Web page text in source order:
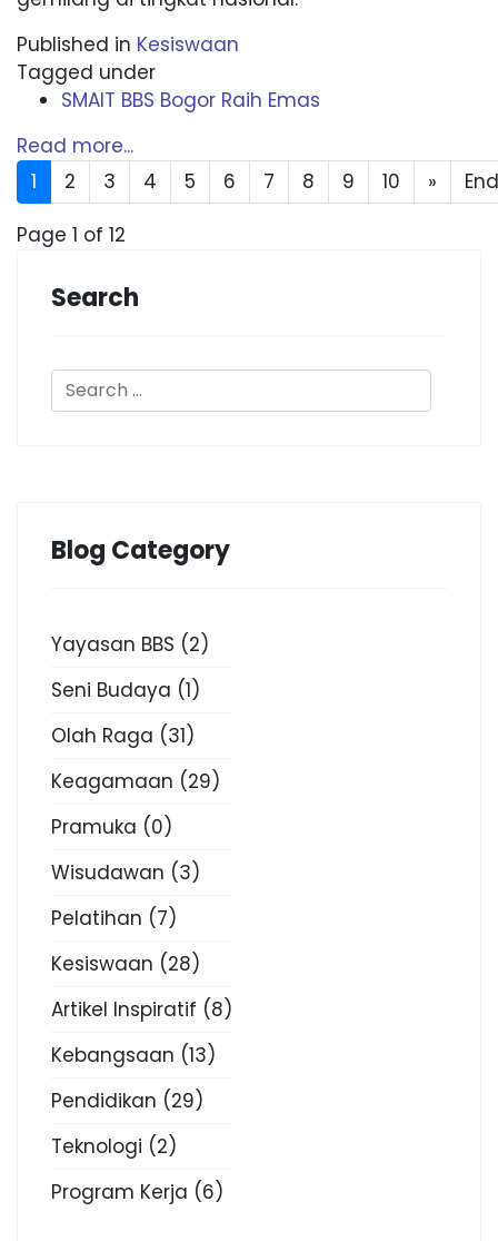
Published in Kesiswaan
Tagged under
SMAIT BBS Bogor Raih Emas
Read more...
1
2 3 4 5 6 7 8 9 10 »
End
Page 1 of 12
Search
Blog Category
Yayasan BBS (2)
Seni Budaya (1)
Olah Raga (31)
Keagamaan (29)
Pramuka (0)
Wisudawan (3)
Pelatihan (7)
Kesiswaan (28)
Artikel Inspiratif (8)
Kebangsaan (13)
Pendidikan (29)
Teknologi (2)
Program Kerja (6)